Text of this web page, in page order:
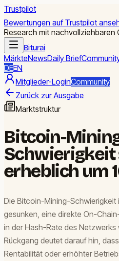
Trustpilot
Bewertungen auf Trustpilot
Research mit nachvollziehbaren
Biturai
MärkteNewsDaily Brief
DEEN
Mitglieder-LoginCommunity
Zurück zur Ausgabe
Marktstruktur
Bitcoin-
erheblich um
Die Bitcoin-Mining-Schwierigkeit
gesunken, eine direkte On-
in der Hash-Rate des Netzwerks
Rückgang deutet darauf hin,
Rentabilität oder erhöhter